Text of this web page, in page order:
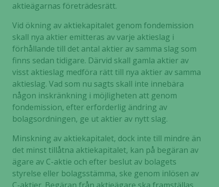
aktieägarnas företrädesrätt.
Vid ökning av aktiekapitalet genom fondemission
skall nya aktier emitteras av varje aktieslag i
förhållande till det antal aktier av samma slag som
finns sedan tidigare. Därvid skall gamla aktier av
visst aktieslag medföra rätt till nya aktier av samma
aktieslag. Vad som nu sagts skall inte innebära
någon inskränkning i möjligheten att genom
fondemission, efter erforderlig ändring av
bolagsordningen, ge ut aktier av nytt slag.
Minskning av aktiekapitalet, dock inte till mindre än
det minst tillåtna aktiekapitalet, kan på begäran av
ägare av C-aktie och efter beslut av bolagets
styrelse eller bolagsstämma, ske genom inlösen av